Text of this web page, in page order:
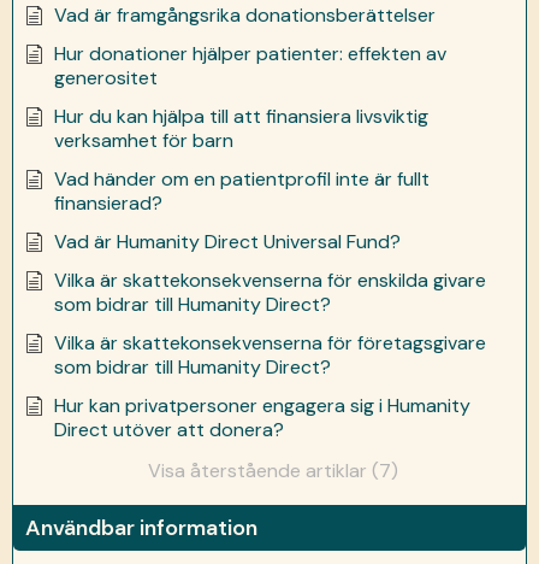
Vad är framgångsrika donationsberättelser
Hur donationer hjälper patienter: effekten av
generositet
Hur du kan hjälpa till att finansiera livsviktig
verksamhet för barn
Vad händer om en patientprofil inte är fullt
finansierad?
Vad är Humanity Direct Universal Fund?
Vilka är skattekonsekvenserna för enskilda givare
som bidrar till Humanity Direct?
Vilka är skattekonsekvenserna för företagsgivare
som bidrar till Humanity Direct?
Hur kan privatpersoner engagera sig i Humanity
Direct utöver att donera?
Visa återstående artiklar (7)
Användbar information